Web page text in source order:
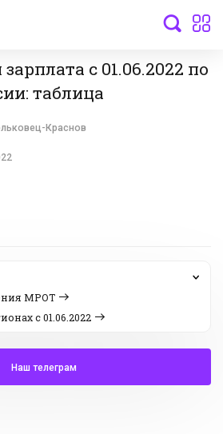
с 01.06.2022 по
таблица
Краснов
МРОТ
с 01.06.2022
Наш телеграм